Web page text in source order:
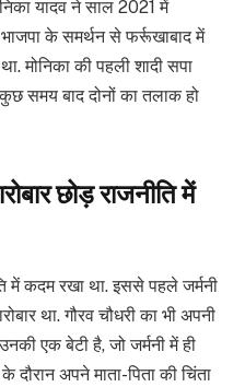
यादव ने साल 2021 में
भाजपा के समर्थन से फर्रूखाबाद में
मोनिका की पहली शादी सपा
समय बाद दोनों का तलाक हो
छोड़ राजनीति में
में कदम रखा था. इससे पहले जर्मनी
था. गौरव चौधरी का भी अपनी
एक बेटी है, जो जर्मनी में ही
दौरान अपने माता-पिता की चिंता